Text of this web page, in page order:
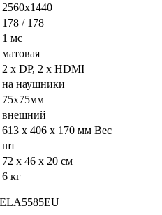
2560x1440
178 / 178
1 мс
матовая
2 x DP, 2 х HDMI
на наушники
75x75мм
внешний
613 x 406 x 170 мм Вес
шт
72 x 46 x 20 см
6 кг